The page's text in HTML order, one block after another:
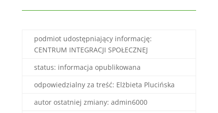
podmiot udostępniający informację:
CENTRUM INTEGRACJI SPOŁECZNEJ
status: informacja opublikowana
odpowiedzialny za treść: Elżbieta Plucińska
autor ostatniej zmiany: admin6000